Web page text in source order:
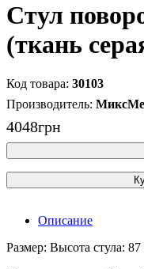
Стул
(ткань
30103
4048грн
Описание
Размер: Высота стула: